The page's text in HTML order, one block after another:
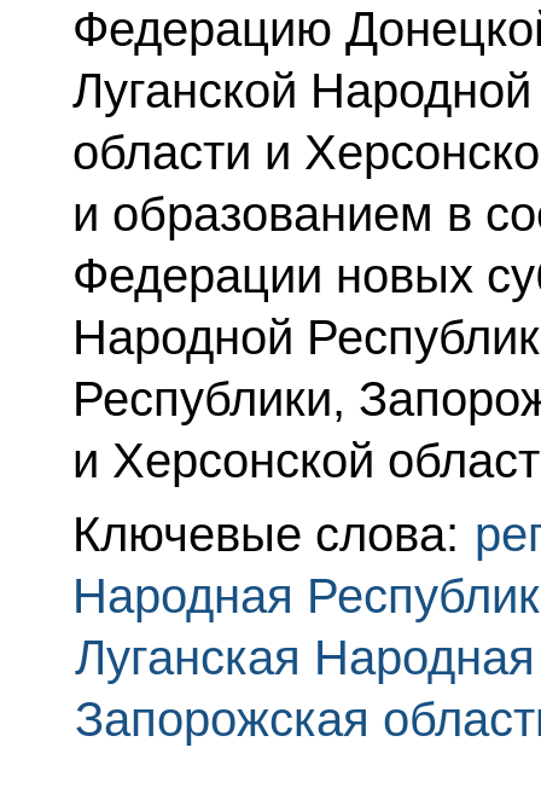
Федерацию
Луганской
области и
и образованием в
Федерации новых
Народной
Республики,
и Херсонской
Ключевые слова:
Народная
Луганская
Запорожская